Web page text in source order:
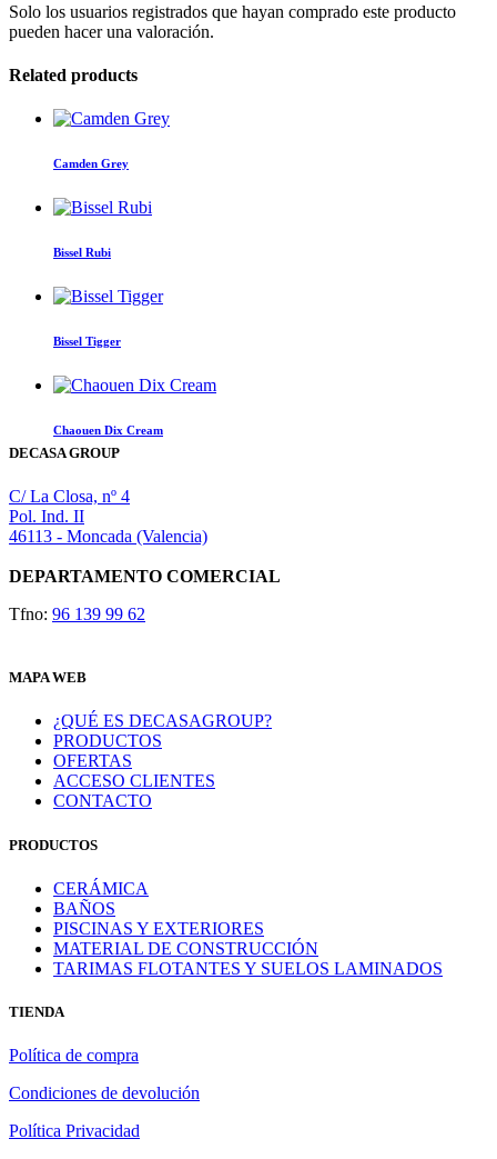
Solo los usuarios registrados que hayan comprado este producto
pueden hacer una valoración.
Related products
Camden Grey
Bissel Rubi
Bissel Tigger
Chaouen Dix Cream
DECASA GROUP
C/ La Closa, nº 4
Pol. Ind. II
46113 - Moncada (Valencia)
DEPARTAMENTO COMERCIAL
Tfno: 96 139 99 62
MAPA WEB
¿QUÉ ES DECASAGROUP?
PRODUCTOS
OFERTAS
ACCESO CLIENTES
CONTACTO
PRODUCTOS
CERÁMICA
BAÑOS
PISCINAS Y EXTERIORES
MATERIAL DE CONSTRUCCIÓN
TARIMAS FLOTANTES Y SUELOS LAMINADOS
TIENDA
Política de compra
Condiciones de devolución
Política Privacidad